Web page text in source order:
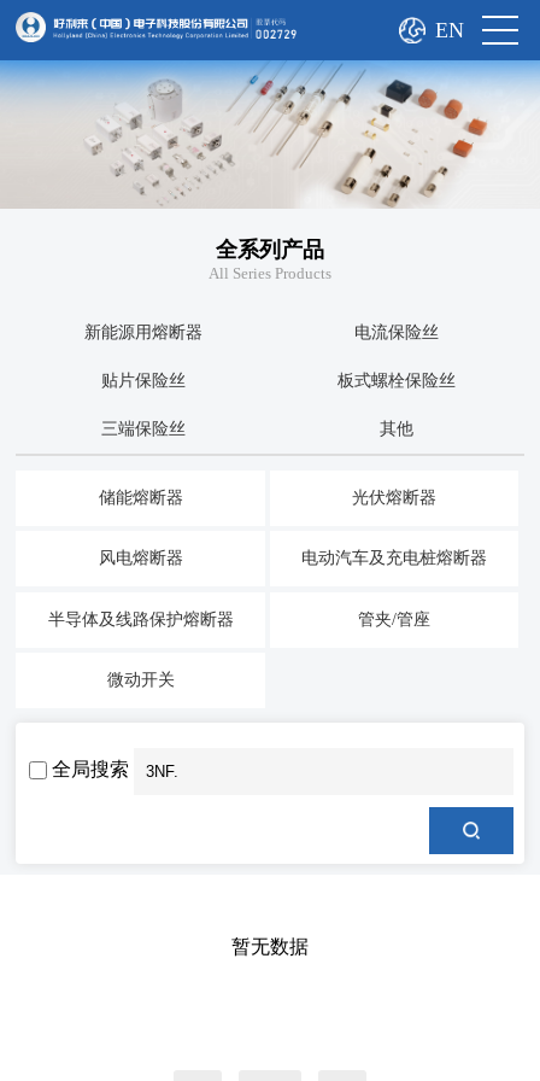
EN
全系列产品
All Series Products
新能源用熔断器 电流保险丝
贴片保险丝 板式螺栓保险丝
三端保险丝 其他
储能熔断器 光伏熔断器
风电熔断器 电动汽车及充电桩熔断器
半导体及线路保护熔断器 管夹/管座
微动开关
全局搜索
暂无数据